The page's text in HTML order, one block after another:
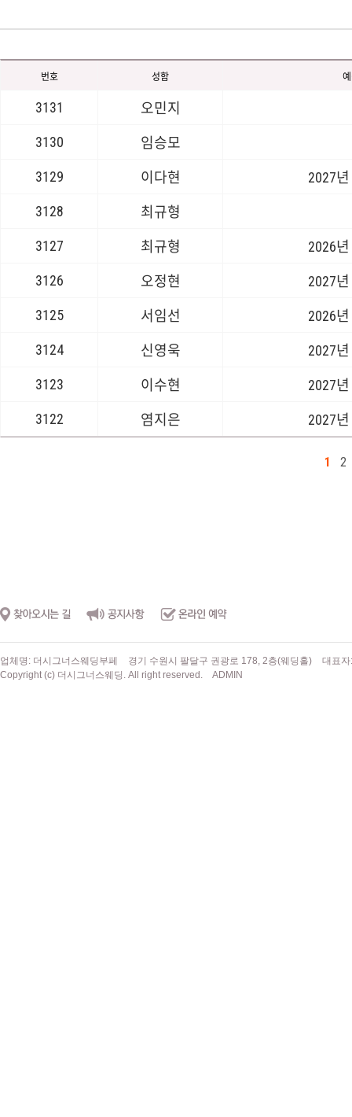
번호 성함
3131 오민지
3130 임승모
3129 이다현 2027
3128 최규형
3127 최규형 2026
3126 오정현 2027
3125 서임선 2026
3124 신영욱 2027
3123 이수현 2027
3122 염지은 2027
1 2
업체명: 더시그너스웨딩부페 경기 수원시 팔달구 권광로 178, 2층(웨딩홀)
대표
Copyright (c) 더시그너스웨딩. All right reserved.
ADMIN